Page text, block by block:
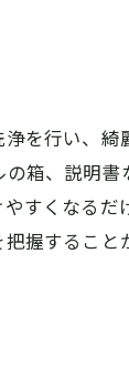
を行い、
箱、説明
すくなるだ
握するこ